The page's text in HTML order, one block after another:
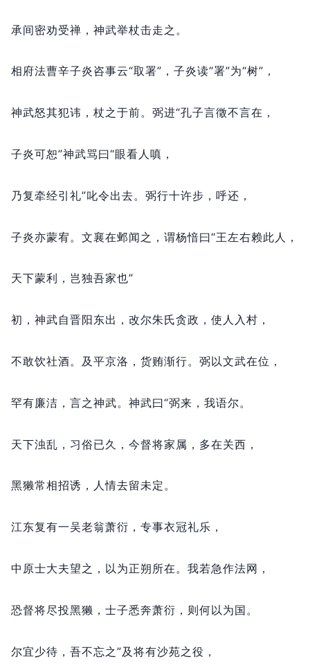
承间密劝受禅， 神武举杖击走之。
相府法曹辛子炎咨事云“取署”， 子炎读“署”为“树”，
神武怒其犯讳， 杖之于前。 弼进“孔子言徵不言在，
子炎可恕”神武骂曰“眼看人嗔，
乃复牵经引礼”叱令出去。 弼行十许步， 呼还，
子炎亦蒙宥。 文襄在邺闻之， 谓杨愔曰“王左右赖此人，
天下蒙利， 岂独吾家也”
初， 神武自晋阳东出， 改尔朱氏贪政， 使人入村，
不敢饮社酒。 及平京洛， 货贿渐行。 弼以文武在位，
罕有廉洁， 言之神武。 神武曰“弼来， 我语尔。
天下浊乱， 习俗已久， 今督将家属， 多在关西，
黑獭常相招诱， 人情去留未定。
江东复有一吴老翁萧衍， 专事衣冠礼乐，
中原士大夫望之， 以为正朔所在。 我若急作法网，
恐督将尽投黑獭， 士子悉奔萧衍， 则何以为国。
尔宜少待， 吾不忘之”及将有沙苑之役，